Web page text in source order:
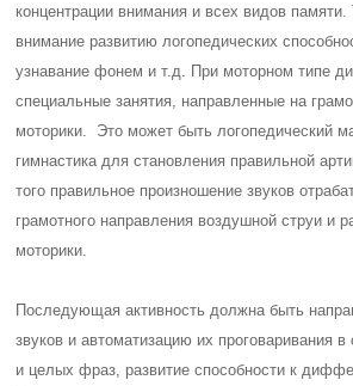
концентрации внимания и всех видов памяти.
внимание развитию логопедических
узнавание фонем и т.д. При моторном типе
специальные занятия, направленные на
моторики. Это может быть логопедический
гимнастика для становления правильной
того правильное произношение звуков
грамотного направления воздушной струи и
моторики.
Последующая активность должна быть
звуков и автоматизацию их проговаривания в
и целых фраз, развитие способности к